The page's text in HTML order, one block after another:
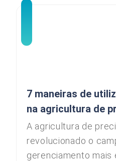
7 maneiras de
na agricultura de
A agricultura de
revolucionado o
gerenciamento mais